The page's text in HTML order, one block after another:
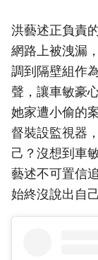
洪藝述正負責
網路上被洩漏
調到隔壁組作
聲，讓車敏豪
她家遭小偷的
督裝設監視器
己？沒想到車
藝述不可置信
始終沒說出自